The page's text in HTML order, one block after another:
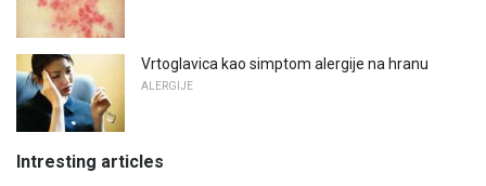
Vrtoglavica kao simptom alergije na hranu
ALERGIJE
Intresting articles